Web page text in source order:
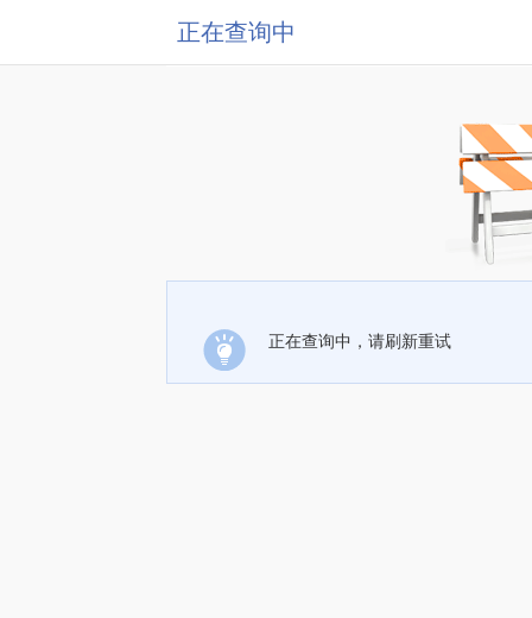
正在查询中
正在查询中，请刷新重试